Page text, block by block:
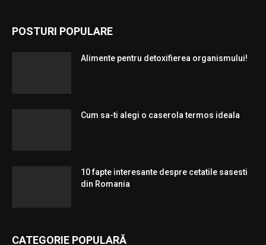
POSTURI POPULARE
Alimente pentru detoxifierea organismului!
Cum sa-ti alegi o caserola termos ideala
10 fapte interesante despre cetatile sasesti
din Romania
CATEGORIE POPULARĂ